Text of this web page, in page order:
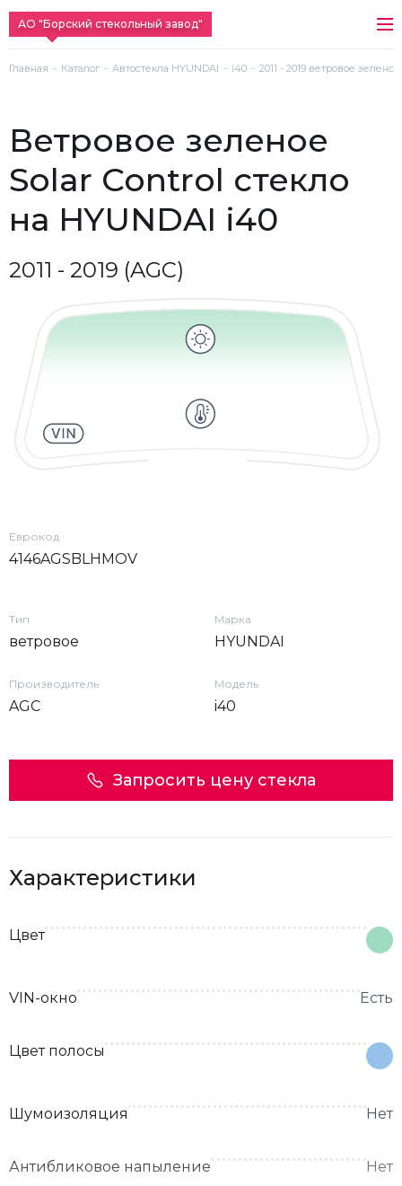
АО "Борский стекольный завод"
Главная Каталог Автостекла HYUNDAI i40 2011 - 2019 ветровое
ветровое зеленое
Solar Control стекло
на HYUNDAI i40
2011 - 2019 (AGC)
Еврокод
4146AGSBLHMOV
Тип
ветровое
Марка
HYUNDAI
Производитель
AGC
Модель
i40
Запросить цену стекла
Характеристики
Цвет
VIN-окно Есть
Цвет полосы
Шумоизоляция Нет
Антибликовое напыление Нет